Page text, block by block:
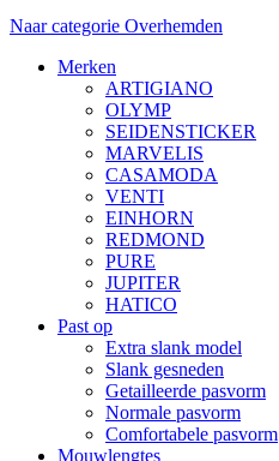
Naar categorie Overhemden
Merken
ARTIGIANO
OLYMP
SEIDENSTICKER
MARVELIS
CASAMODA
VENTI
EINHORN
REDMOND
PURE
JUPITER
HATICO
Past op
Extra slank model
Slank gesneden
Getailleerde pasvorm
Normale pasvorm
Comfortabele pasvorm
Mouwlengtes